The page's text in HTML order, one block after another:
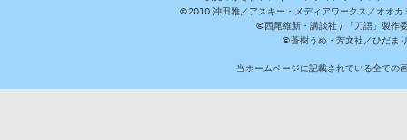
©2010 沖田雅／アスキー・メディアワークス／オオ
©西尾維新・講談社 / 「刀語」製作
©蒼樹うめ・芳文社／ひだま
当ホームページに記載されている全ての